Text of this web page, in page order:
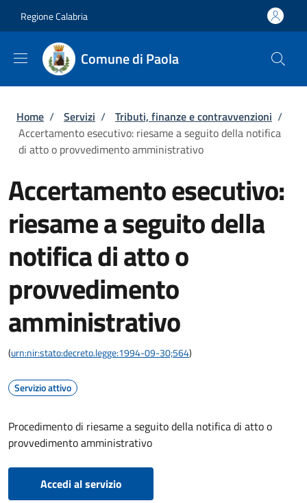
Regione Calabria
Comune di Paola
Briciole di pane
Home / Servizi / Tributi, finanze e contravvenzioni /
Accertamento esecutivo: riesame a seguito della notifica
di atto o provvedimento amministrativo
Accertamento esecutivo:
riesame a seguito della
notifica di atto o
provvedimento
amministrativo
(urn:nir:stato:decreto.legge:1994-09-30;564)
Servizio attivo
Procedimento di riesame a seguito della notifica di atto o
provvedimento amministrativo
Accedi al servizio